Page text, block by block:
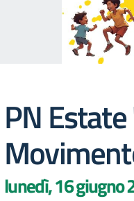
PN
lunedì, 16 giugno